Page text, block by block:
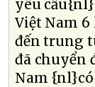
yêu
Việt Nam
đến trung
đã chuyển
Nam